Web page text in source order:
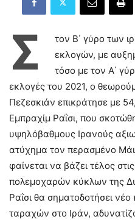
Σ
τον Β΄ γύρο των
εκλογών, με
τόσο με τον Α΄
εκλογές του 2021, ο
Πεζεσκιάν επικράτησε με
Εμπραχίμ Ραΐσι, που
υψηλόβαθμους Ιρανούς
ατύχημα τον περασμένο
φαίνεται να βάζει τέλος
πολεμοχαρών κύκλων της
Ραΐσι θα σηματοδοτήσει
ταραχών στο Ιράν,